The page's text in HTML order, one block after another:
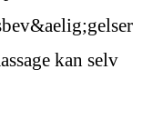
kan selv